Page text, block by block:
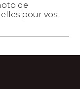
de
pour vos